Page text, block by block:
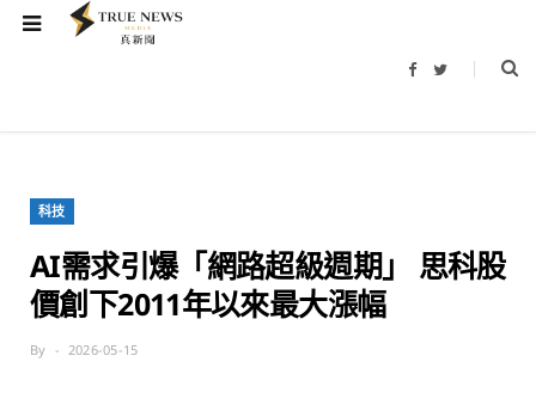
F
b
T
t
科技
AI需求引爆「網路超級週期」 思科股
價創下2011年以來最大漲幅
By 2026-05-15